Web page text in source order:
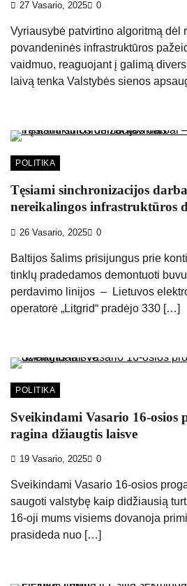
27 Vasario, 2025 0
Vyriausybė patvirtino algoritmą dėl
povandeninės infrastruktūros
vaidmuo, reaguojant į galimą
laivą tenka Valstybės sienos
POLITIKA
Tęsiami sinchronizacijos
nereikalingos infrastruktūros
26 Vasario, 2025 0
Baltijos šalims prisijungus prie
tinklų pradedamos demontuoti
perdavimo linijos – Lietuvos
operatorė „Litgrid“ pradėjo 330 […]
POLITIKA
Sveikindami Vasario 16-osios
ragina džiaugtis laisve
19 Vasario, 2025 0
Sveikindami Vasario 16-osios
saugoti valstybę kaip didžiausią
16-oji mums visiems dovanoja
prasideda nuo […]